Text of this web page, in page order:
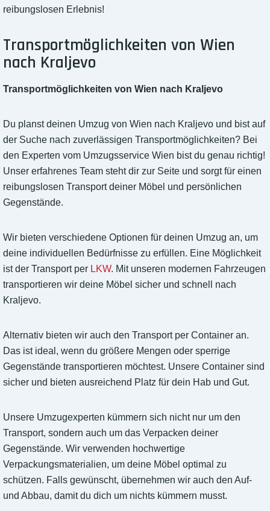
reibungslosen Erlebnis!
Transportmöglichkeiten von Wien
nach Kraljevo
Transportmöglichkeiten von Wien nach Kraljevo
Du planst deinen Umzug von Wien nach Kraljevo und bist auf
der Suche nach zuverlässigen Transportmöglichkeiten? Bei
den Experten vom Umzugsservice Wien bist du genau richtig!
Unser erfahrenes Team steht dir zur Seite und sorgt für einen
reibungslosen Transport deiner Möbel und persönlichen
Gegenstände.
Wir bieten verschiedene Optionen für deinen Umzug an, um
deine individuellen Bedürfnisse zu erfüllen. Eine Möglichkeit
ist der Transport per LKW. Mit unseren modernen Fahrzeugen
transportieren wir deine Möbel sicher und schnell nach
Kraljevo.
Alternativ bieten wir auch den Transport per Container an.
Das ist ideal, wenn du größere Mengen oder sperrige
Gegenstände transportieren möchtest. Unsere Container sind
sicher und bieten ausreichend Platz für dein Hab und Gut.
Unsere Umzugexperten kümmern sich nicht nur um den
Transport, sondern auch um das Verpacken deiner
Gegenstände. Wir verwenden hochwertige
Verpackungsmaterialien, um deine Möbel optimal zu
schützen. Falls gewünscht, übernehmen wir auch den Auf-
und Abbau, damit du dich um nichts kümmern musst.